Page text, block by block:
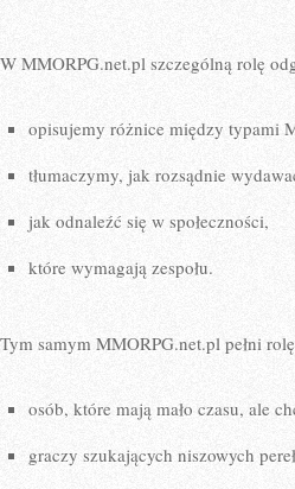
W MMORPG.net.pl szczególną rolę
opisujemy różnice między typami
tłumaczymy, jak rozsądnie
jak odnaleźć się w społeczności,
które wymagają zespołu.
Tym samym MMORPG.net.pl pełni
osób, które mają mało czasu, ale
graczy szukających niszowych